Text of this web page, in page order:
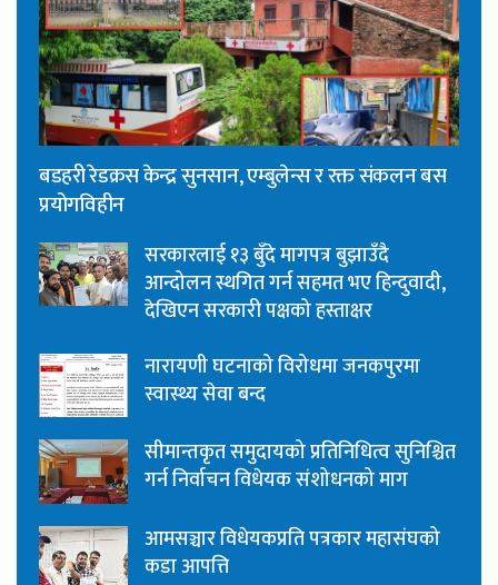
बडहरी रेडक्रस केन्द्र सुनसान, एम्बुलेन्स र रक्त संकलन बस
प्रयोगविहीन
सरकारलाई १३ बुँदे मागपत्र बुझाउँदै
आन्दोलन स्थगित गर्न सहमत भए हिन्दुवादी,
देखिएन सरकारी पक्षको हस्ताक्षर
नारायणी घटनाको विरोधमा जनकपुरमा
स्वास्थ्य सेवा बन्द
सीमान्तकृत समुदायको प्रतिनिधित्व सुनिश्चित
गर्न निर्वाचन विधेयक संशोधनको माग
आमसञ्चार विधेयकप्रति पत्रकार महासंघको
कडा आपत्ति